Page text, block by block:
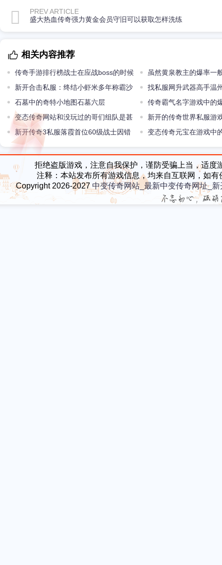
PREV ARTICLE
盛大热血传奇强力黄金会员守旧可以获取怎样洗练
相关内容推荐
传奇手游排行榜战士在应战boss的时候
必须做些甚么
虽然黄泉教主的爆率一
小怪够给力
新开合击私服：终结小虾米多年称霸沙
巴克神话的战士小雨情人
找私服网升武器高手温
多出自他手
石墓中的奇特小地图石墓六层
传奇霸气名字游戏中的
一代人
变态传奇网站和没玩过的哥们组队是甚
么体验
新开的传奇世界私服游
新开传奇3私服落霞首位60级战士因错
选法师英雄悲情退游
变态传奇元宝在游戏中
甚么
拒绝盗版游戏，注意自我保护，谨防受骗上当，适
注释：本站发布所有游戏信息，均来自互联网，如
Copyright 2026-2027 中变传奇网站_最新中变传奇网址_